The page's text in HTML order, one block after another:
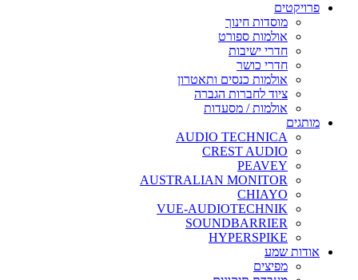
פרויקטים
מוסדות חינוך
אולמות ספורט
חדרי ישיבות
חדרי כושר
אולמות כנסים ותאטרון
ציוד לחברות הגברה
אולמות / מסעדות
מותגים
AUDIO TECHNICA
CREST AUDIO
PEAVEY
AUSTRALIAN MONITOR
CHIAYO
VUE-AUDIOTECHNIK
SOUNDBARRIER
HYPERSPIKE
אודות שמע
מפיצים